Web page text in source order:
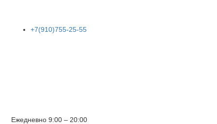
+7(910)755-25-55
Ежедневно 9:00 – 20:00